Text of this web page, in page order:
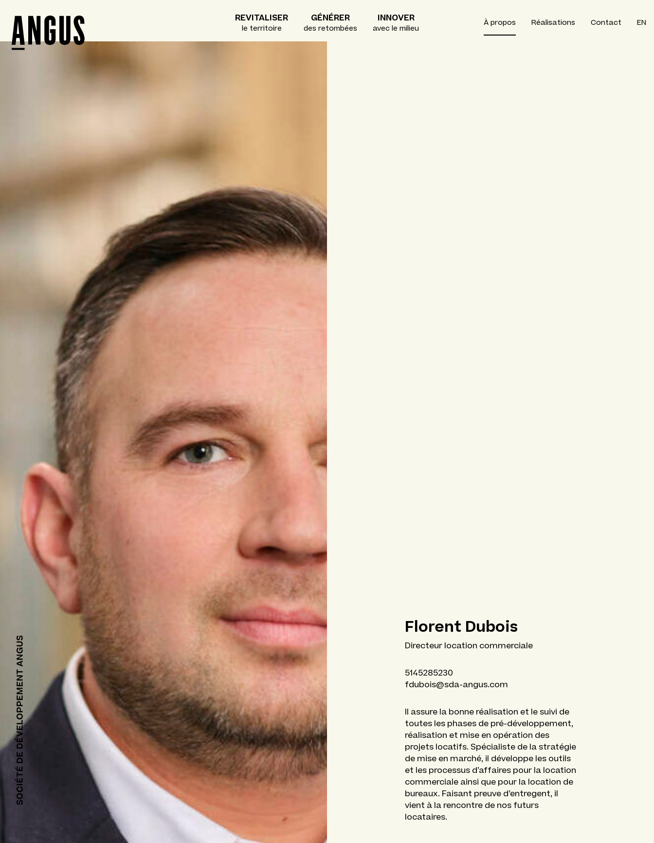
REVITALISER
le territoire
GÉNÉRER
des retombées
INNOVER
avec le milieu
À propos Réalisations Contact EN
Florent Dubois
Directeur location commerciale
5145285230
fdubois@sda-angus.com
Il assure la bonne réalisation et le suivi de
toutes les phases de pré-développement,
réalisation et mise en opération des
projets locatifs. Spécialiste de la stratégie
de mise en marché, il développe les outils
et les processus d’affaires pour la location
commerciale ainsi que pour la location de
bureaux. Faisant preuve d’entregent, il
vient à la rencontre de nos futurs
locataires.